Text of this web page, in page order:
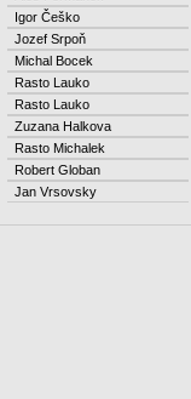
Igor Češko
Jozef Srpoň
Michal Bocek
Rasto Lauko
Rasto Lauko
Zuzana Halkova
Rasto Michalek
Robert Globan
Jan Vrsovsky